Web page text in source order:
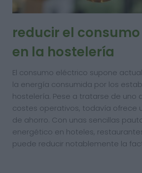
reducir el
en la hostelería
El consumo eléctrico supone
la energía consumida por los
hostelería. Pese a tratarse de uno
costes operativos, todavía ofrece
de ahorro. Con unas sencillas
energético en hoteles,
puede reducir notablemente la